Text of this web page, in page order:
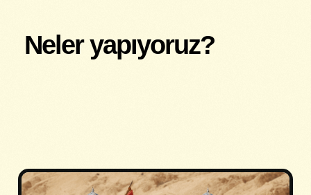
Neler yapıyoruz?